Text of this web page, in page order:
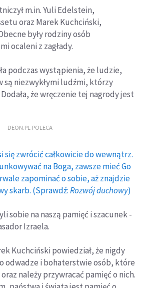
m.in. Yuli Edelstein,
oraz Marek Kuchciński,
były rodziny osób
ocaleni z zagłady.
podczas wystąpienia, że ludzie,
są niezwykłymi ludźmi, którzy
że wręczenie tej nagrody jest
DEON.PL POLECA
się zwrócić całkowicie do wewnątrz.
na Boga, zawsze mieć Go
zapominać o sobie, aż znajdzie
skarb. (Sprawdź:Rozwój duchowy)
sobie na naszą pamięć i szacunek -
Izraela.
Kuchciński powiedział, że nigdy
odwadze i bohaterstwie osób, które
należy przywracać pamięć o nich.